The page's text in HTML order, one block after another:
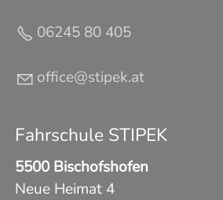
06245 80 405
ffc stp k t
Fahrschule STIPEK
5500 Bischofshofen
Neue Heimat 4